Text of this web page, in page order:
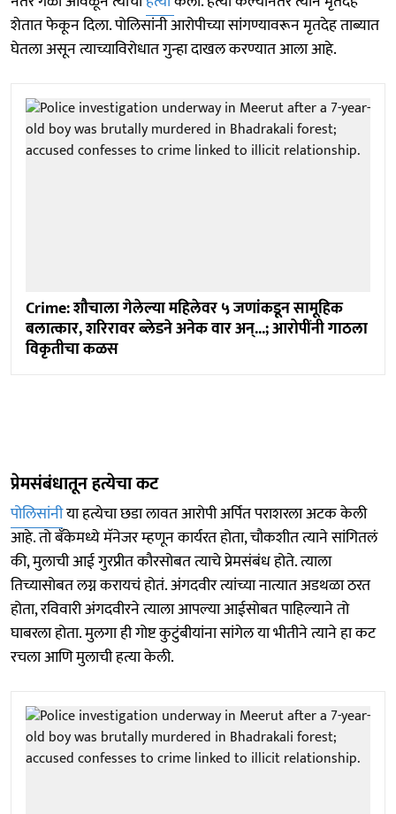
शेतात फेकून दिला. पोलिसांनी आरोपीच्या सांगण्यावरून मृतदेह ताब्यात
घेतला असून त्याच्याविरोधात गुन्हा दाखल करण्यात आला आहे.
Crime: शौचाला गेलेल्या महिलेवर ५ जणांकडून सामूहिक
बलात्कार, शरिरावर ब्लेडने अनेक वार अन्...; आरोपींनी गाठला
विकृतीचा कळस
प्रेमसंबंधातून हत्येचा कट
पोलिसांनीया हत्येचा छडा लावत आरोपी अर्पित पराशरला अटक केली
आहे. तो बँकेमध्ये मॅनेजर म्हणून कार्यरत होता, चौकशीत त्याने सांगितलं
की, मुलाची आई गुरप्रीत कौरसोबत त्याचे प्रेमसंबंध होते. त्याला
तिच्यासोबत लग्न करायचं होतं. अंगदवीर त्यांच्या नात्यात अडथळा ठरत
होता, रविवारी अंगदवीरने त्याला आपल्या आईसोबत पाहिल्याने तो
घाबरला होता. मुलगा ही गोष्ट कुटुंबीयांना सांगेल या भीतीने त्याने हा कट
रचला आणि मुलाची हत्या केली.